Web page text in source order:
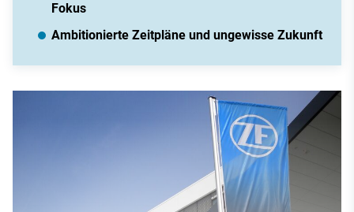
Fokus
Ambitionierte Zeitpläne und ungewisse Zukunft